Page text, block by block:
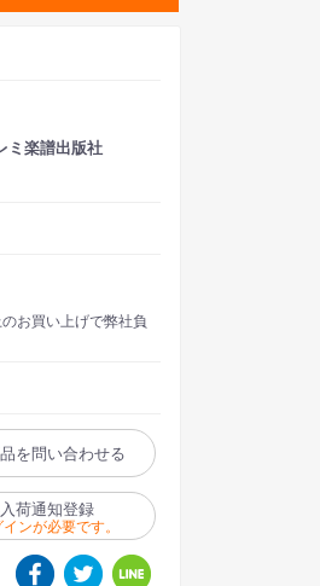
ミ楽譜出版社
お買い上げで弊社負
を問い合わせる
荷通知登録
ンが必要です。